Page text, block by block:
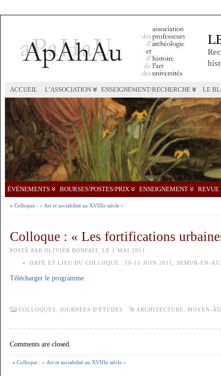
ACCUEIL L’ASSOCIATION ENSEIGNEMENT/RECHERCHE LE
ÉVÉNEMENTS BOURSES/POSTES/PRIX ENSEIGNEMENT REVUE
« Colloque : « Art et sociabilité au XVIIIe siècle »
Colloque : « Les fortifications
POSTÉ PAR OLIVIER BONFAIT, LE 1 MAI 2011:
DATE ET LIEU DU COLLOQUE : 10-11 JUIN 2011, SEMUR-EN-
Télécharger le programme
COLLOQUES, JOURNÉES D'ÉTUDES ARCHITECTURE MOYEN-
Comments are closed.
« Colloque : « Art et sociabilité au XVIIIe siècle »